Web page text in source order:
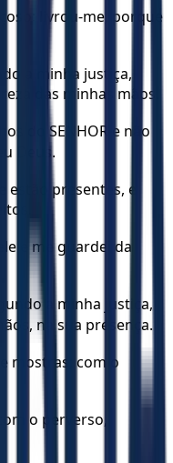
livrou-me, porque
a minha justiça,
das minhas mãos.
do SENHOR e não
Deus.
estão presentes, e
e me guardei da
a minha justiça,
na sua presença.
mostras; com o
o perverso,